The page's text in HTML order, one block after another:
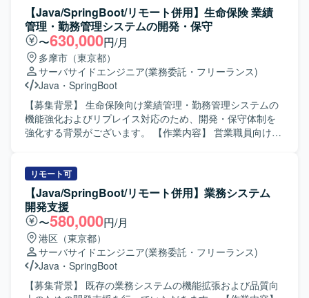
【Java/SpringBoot/リモート併用】生命保険 業績
管理・勤務管理システムの開発・保守
〜630,000円/月
多摩市（東京都）
サーバサイドエンジニア(業務委託・フリーランス)
Java ・ SpringBoot
【募集背景】 生命保険向け業績管理・勤務管理システムの
機能強化およびリプレイス対応のため、開発・保守体制を
強化する背景がございます。 【作業内容】 営業職員向け勤
て、設計・開発・テスト・リリースまで一連の工程に携わ
っていただきます。要件や基本設計などの上流工程にも関
与いただき、関連システムとの連携や仕様調整を行ってい
ただきます。 【求める人物像】 長期的な参画を前提に、主
体的に課題発見・改善提案ができる方を求めております。5
名以上のチーム開発体制の中で、周囲と連携しながら自律
的に動ける方、ドキュメントやコミュニケーションを通じ
て品質向上に取り組める方が望ましいです。 【ポジション
の魅力】 生命保険業界向けのコアシステムに携わること
リモート可
【Java/SpringBoot/リモート併用】業務システム
開発支援
〜580,000円/月
港区（東京都）
サーバサイドエンジニア(業務委託・フリーランス)
Java ・ SpringBoot
【募集背景】 既存の業務システムの機能拡張および品質向